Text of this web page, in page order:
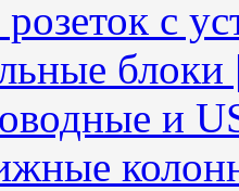
с
блоки
и